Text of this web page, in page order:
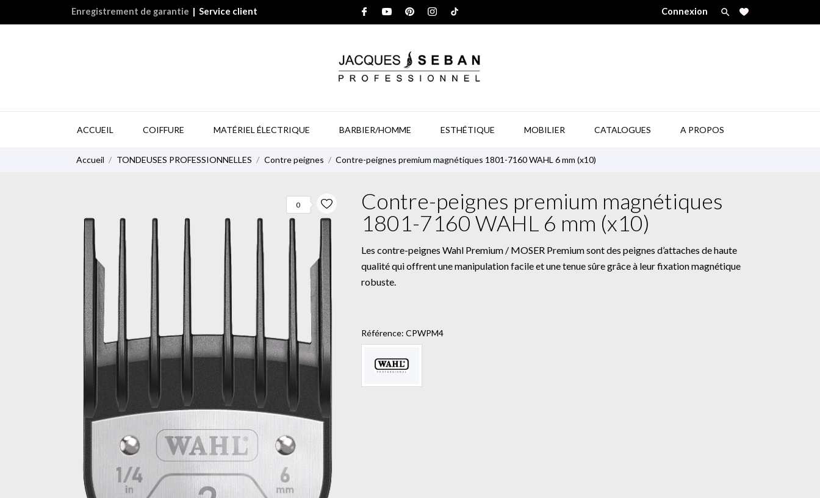
Enregistrement de garantie | Service client Connexion 
ACCUEIL COIFFURE MATÉRIEL ÉLECTRIQUE BARBIER/HOMME ESTHÉTIQUE MOBILIER CATALOGUES A PROPOS
Accueil TONDEUSES PROFESSIONNELLES Contre peignes Contre-peignes premium magnétiques 1801-7160 WAHL 6 mm (x10)
0
Contre-peignes premium magnétiques
1801-7160 WAHL 6 mm (x10)
Les contre-peignes Wahl Premium / MOSER Premium sont des peignes d’attaches de haute
qualité qui offrent une manipulation facile et une tenue sûre grâce à leur fixation magnétique
robuste.
Référence: CPWPM4